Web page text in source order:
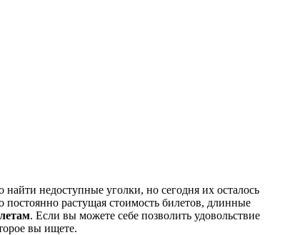
недоступные уголки, но сегодня их осталось
растущая стоимость билетов, длинные
. Если вы можете себе позволить удовольствие
вы ищете.